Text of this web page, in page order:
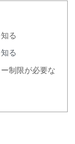
る
る
制限が必要な